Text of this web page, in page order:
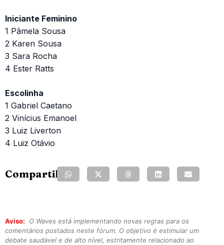
Iniciante Feminino
1 Pâmela Sousa
2 Karen Sousa
3 Sara Rocha
4 Ester Ratts
Escolinha
1 Gabriel Caetano
2 Vinícius Emanoel
3 Luiz Liverton
4 Luiz Otávio
Compartilhe:
Aviso:
O Waves está implementando novas regras para os
comentários postados neste fórum. O objetivo é estimular um
debate saudável e de alto nível, estritamente relacionado ao